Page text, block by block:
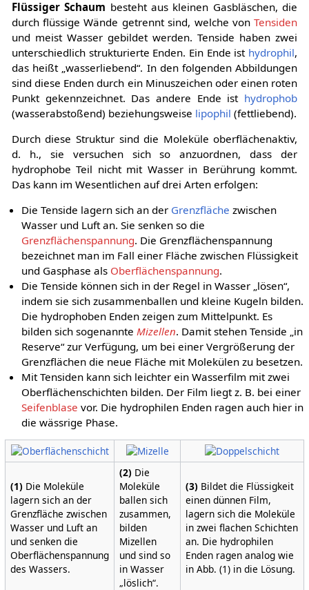
Flüssiger Schaum besteht aus kleinen Gasbläschen, die
durch flüssige Wände getrennt sind, welche vonTensiden
und meist Wasser gebildet werden. Tenside haben zwei
unterschiedlich strukturierte Enden. Ein Ende ist hydrophil,
das heißt „wasserliebend“. In den folgenden Abbildungen
sind diese Enden durch ein Minuszeichen oder einen roten
Punkt gekennzeichnet. Das andere Ende ist hydrophob
(wasserabstoßend) beziehungsweise lipophil (fettliebend).
Durch diese Struktur sind die Moleküle oberflächenaktiv,
d. h., sie versuchen sich so anzuordnen, dass der
hydrophobe Teil nicht mit Wasser in Berührung kommt.
Das kann im Wesentlichen auf drei Arten erfolgen:
Die Tenside lagern sich an der Grenzfläche zwischen
Wasser und Luft an. Sie senken so die
Grenzflächenspannung. Die Grenzflächenspannung
bezeichnet man im Fall einer Fläche zwischen Flüssigkeit
und Gasphase als Oberflächenspannung.
Die Tenside können sich in der Regel in Wasser „lösen“,
indem sie sich zusammenballen und kleine Kugeln bilden.
Die hydrophoben Enden zeigen zum Mittelpunkt. Es
bilden sich sogenannteMizellen. Damit stehen Tenside „in
Reserve“ zur Verfügung, um bei einer Vergrößerung der
Grenzflächen die neue Fläche mit Molekülen zu besetzen.
Mit Tensiden kann sich leichter ein Wasserfilm mit zwei
Oberflächenschichten bilden. Der Film liegt z. B. bei einer
Seifenblase vor. Die hydrophilen Enden ragen auch hier in
die wässrige Phase.
(1) Die Moleküle
lagern sich an der
Grenzfläche zwischen
Wasser und Luft an
und senken die
Oberflächenspannung
des Wassers.
(2) Die
Moleküle
ballen sich
zusammen,
bilden
Mizellen
und sind so
in Wasser
„löslich“.
(3) Bildet die Flüssigkeit
einen dünnen Film,
lagern sich die Moleküle
in zwei flachen Schichten
an. Die hydrophilen
Enden ragen analog wie
in Abb. (1) in die Lösung.